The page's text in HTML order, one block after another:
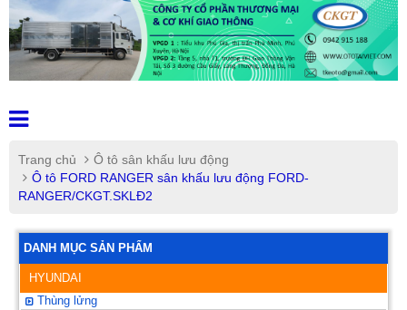
Trang chủ
Ô tô sân khấu lưu động
Ô tô FORD RANGER sân khấu lưu động FORD-
RANGER/CKGT.SKLĐ2
DANH MỤC SẢN PHẨM
HYUNDAI
Thùng lửng